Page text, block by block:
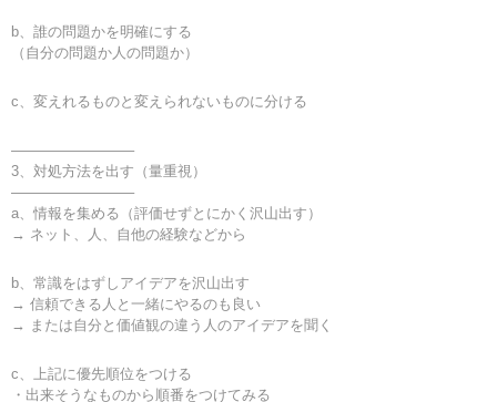
b、誰の問題かを明確にする
（自分の問題か人の問題か）
c、変えれるものと変えられないものに分ける
————————–
3、対処方法を出す（量重視）
————————–
a、情報を集める（評価せずとにかく沢山出す）
→ ネット、人、自他の経験などから
b、常識をはずしアイデアを沢山出す
→ 信頼できる人と一緒にやるのも良い
→ または自分と価値観の違う人のアイデアを聞く
c、上記に優先順位をつける
・出来そうなものから順番をつけてみる